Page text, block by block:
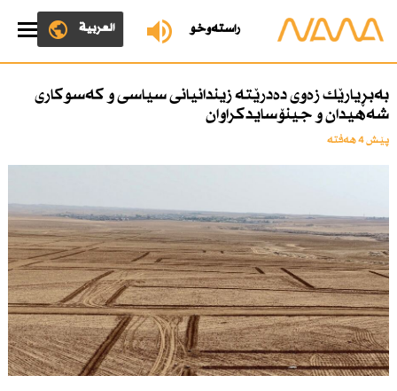
ڕاستەوخۆ العربية
بەبڕیارێك زەوی دەدرێتە زیندانیانی سیاسی و كەسوكاری
شەهیدان و جینۆسایدكراوان
پێش 4 هەفتە